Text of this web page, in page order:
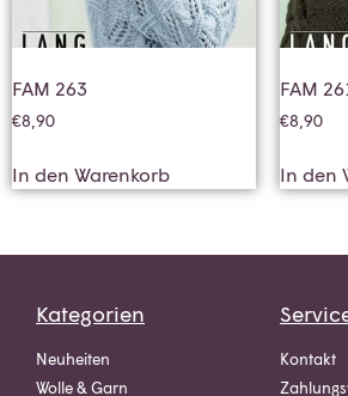
FAM 263
€8,90
In den Warenkorb
FAM
€8,90
In den
Kategorien
Neuheiten
Wolle & Garn
Kontakt